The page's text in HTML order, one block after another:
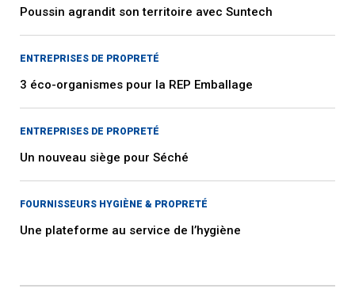
Poussin agrandit son territoire avec Suntech
ENTREPRISES DE PROPRETÉ
3 éco-organismes pour la REP Emballage
ENTREPRISES DE PROPRETÉ
Un nouveau siège pour Séché
FOURNISSEURS HYGIÈNE & PROPRETÉ
Une plateforme au service de l’hygiène